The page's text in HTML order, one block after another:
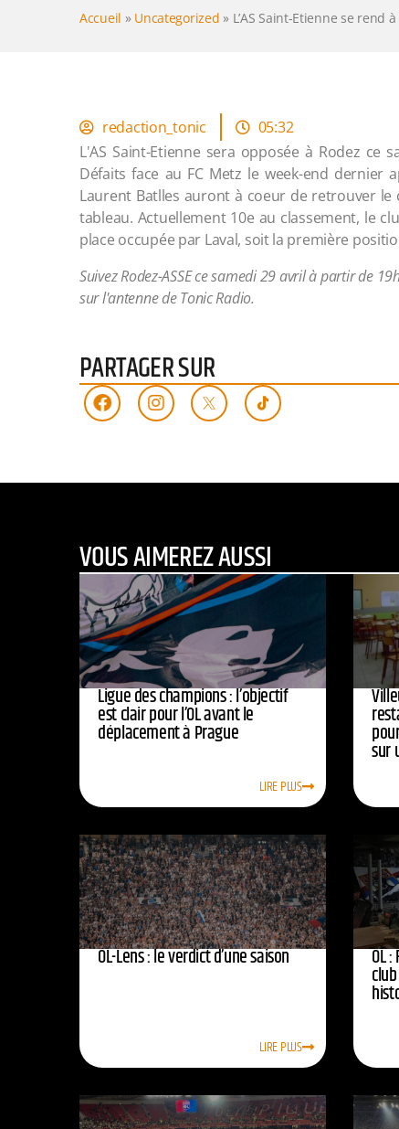
Accueil » Uncategorized » L’AS Saint-Etienne se rend
redaction_tonic
05:32
L'AS Saint-Etienne sera opposée à Rodez
Défaits face au FC Metz le week-end
Laurent Batlles auront à coeur de retrouver
tableau. Actuellement 10e au classement, le
place occupée par Laval, soit la première
Suivez Rodez-ASSE ce samedi 29 avril à partir de
sur l'antenne de Tonic Radio.
PARTAGER SUR
VOUS AIMEREZ AUSSI
Ligue des champions : l’objectif
est clair pour l’OL avant le
déplacement à Prague
LIRE PLUS
sur
OL-Lens : le verdict d’une saison
LIRE PLUS
OL